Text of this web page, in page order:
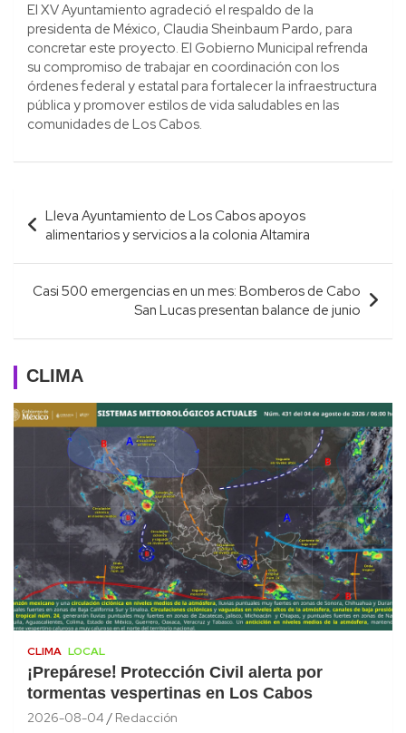
El XV Ayuntamiento agradeció el respaldo de la
presidenta de México, Claudia Sheinbaum Pardo, para
concretar este proyecto. El Gobierno Municipal refrenda
su compromiso de trabajar en coordinación con los
órdenes federal y estatal para fortalecer la infraestructura
pública y promover estilos de vida saludables en las
comunidades de Los Cabos.
Navegación
de
entradas
Lleva Ayuntamiento de Los Cabos apoyos
alimentarios y servicios a la colonia Altamira
Casi 500 emergencias en un mes: Bomberos de Cabo
San Lucas presentan balance de junio
CLIMA
CLIMA LOCAL
¡Prepárese! Protección Civil alerta por
tormentas vespertinas en Los Cabos
2026-08-04 Redacción